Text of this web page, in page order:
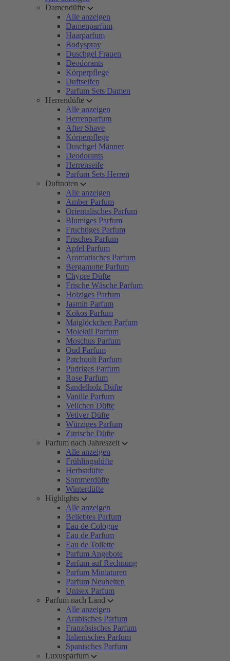
Damendüfte
Alle anzeigen
Damenparfum
Haarparfum
Bodyspray
Duschgel Frauen
Deodorants
Körperpflege
Duftseifen
Parfum Sets Damen
Herrendüfte
Alle anzeigen
Herrenparfum
After Shave
Körperpflege
Duschgel Männer
Deodorants
Herrenseife
Parfum Sets Herren
Duftnoten
Alle anzeigen
Amber Parfum
Orientalisches Parfum
Blumiges Parfum
Fruchtiges Parfum
Frisches Parfum
Apfel Parfum
Aromatisches Parfum
Bergamotte Parfum
Chypre Düfte
Frische Wäsche Parfum
Holziges Parfum
Jasmin Parfum
Kokos Parfum
Maiglöckchen Parfum
Molekül Parfum
Moschus Parfum
Oud Parfum
Patchouli Parfum
Pudriges Parfum
Rose Parfum
Sandelholz Düfte
Vanille Parfum
Veilchen Düfte
Vetiver Düfte
Würziges Parfum
Zitrische Düfte
Parfum nach Jahreszeit
Alle anzeigen
Frühlingsdüfte
Herbstdüfte
Sommerdüfte
Winterdüfte
Highlights
Alle anzeigen
Beliebtes Parfum
Eau de Cologne
Eau de Parfum
Eau de Toilette
Parfum Angebote
Parfum auf Rechnung
Parfum Miniaturen
Parfum Neuheiten
Unisex Parfum
Parfum nach Land
Alle anzeigen
Arabisches Parfum
Französisches Parfum
Italienisches Parfum
Spanisches Parfum
Luxusparfum